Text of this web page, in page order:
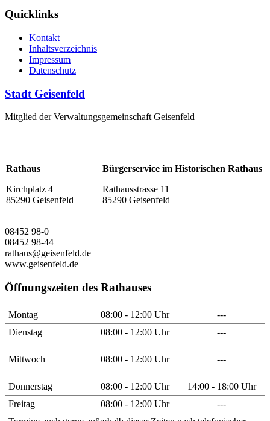
Quicklinks
Kontakt
Inhaltsverzeichnis
Impressum
Datenschutz
Stadt Geisenfeld
Mitglied der Verwaltungsgemeinschaft Geisenfeld
Rathaus
Kirchplatz 4
85290 Geisenfeld
Bürgerservice im Historischen Rathaus
Rathausstrasse 11
85290 Geisenfeld
08452 98-0
08452 98-44
rathaus@geisenfeld.de
www.geisenfeld.de
Öffnungszeiten des Rathauses
Montag 08:00 - 12:00 Uhr
---
Dienstag
08:00 - 12:00 Uhr ---
Mittwoch 08:00 - 12:00 Uhr ---
Donnerstag 08:00 - 12:00 Uhr
14:00 - 18:00 Uhr
Freitag
08:00 - 12:00 Uhr
---